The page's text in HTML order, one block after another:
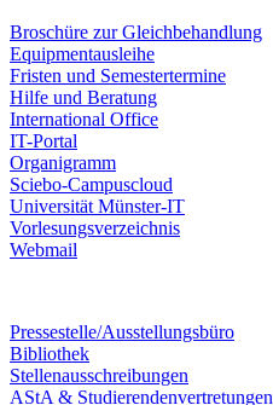
Broschüre zur Gleichbehandlung
Equipmentausleihe
Fristen und Semestertermine
Hilfe und Beratung
International Office
IT-Portal
Organigramm
Sciebo-Campuscloud
Universität Münster-IT
Vorlesungsverzeichnis
Webmail
Pressestelle/Ausstellungsbüro
Bibliothek
Stellenausschreibungen
AStA & Studierendenvertretungen